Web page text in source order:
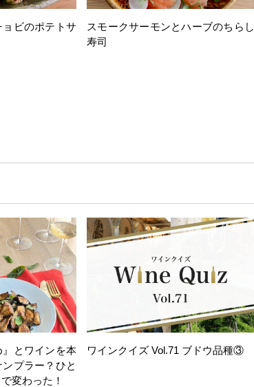
ビのポテトサ
スモークサーモンとハーブのちらし
寿司
』とワインを本
プラー？ひと
変わった！
ワインクイズ Vol.71 ブドウ品種③